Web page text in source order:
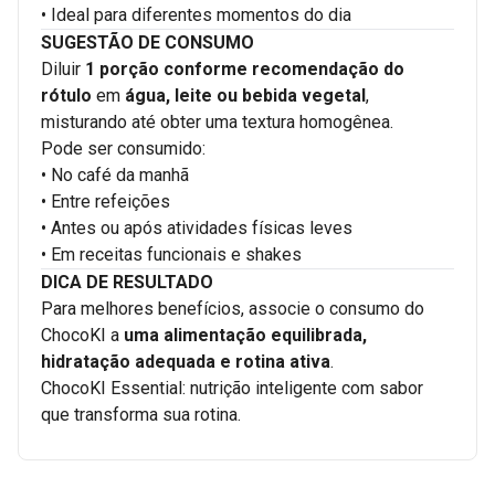
• Ideal para diferentes momentos do dia
SUGESTÃO DE CONSUMO
Diluir 1 porção conforme recomendação do
rótulo em água, leite ou bebida vegetal,
misturando até obter uma textura homogênea.
Pode ser consumido:
• No café da manhã
• Entre refeições
• Antes ou após atividades físicas leves
• Em receitas funcionais e shakes
DICA DE RESULTADO
Para melhores benefícios, associe o consumo do
ChocoKI a uma alimentação equilibrada,
hidratação adequada e rotina ativa.
ChocoKI Essential: nutrição inteligente com sabor
que transforma sua rotina.